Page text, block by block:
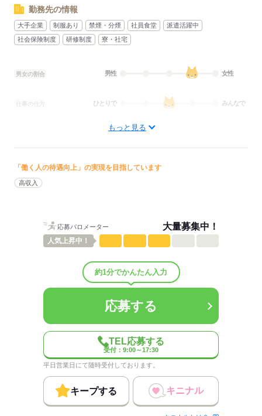
勤務先の情報
大手企業 制服あり 禁煙・分煙 社員食堂
派遣活躍中
社会保険制度
研修制度 寮・社宅
男女の割合 男性 女性
ひとりで みんなで
しずか
男女比
（男3：女7）
概要：
応募する
もっと見る
「働く人の待遇向上」の実現を目指しています
高収入
応募バロメーター 大量募集中！
人気上昇中！
約1分でかんたん入力
応募する
TEL応募する
受付：9:00～17:30
平日営業日にて随時受付しております。
キープする キニナル